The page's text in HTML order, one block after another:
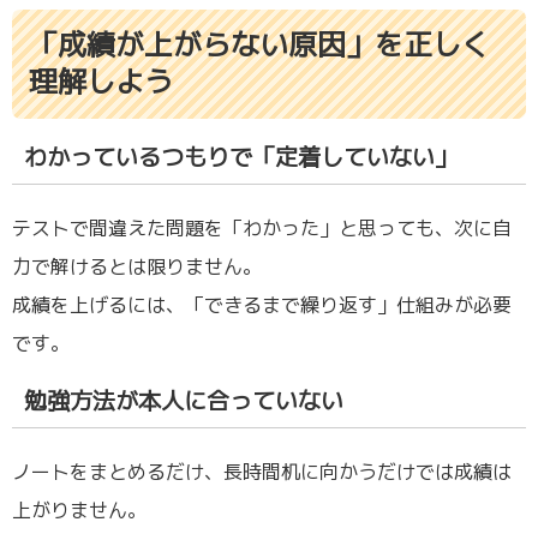
「成績が上がらない原因」を正しく
理解しよう
わかっているつもりで「定着していない」
テストで間違えた問題を「わかった」と思っても、次に自
力で解けるとは限りません。
成績を上げるには、「できるまで繰り返す」仕組みが必要
です。
勉強方法が本人に合っていない
ノートをまとめるだけ、長時間机に向かうだけでは成績は
上がりません。